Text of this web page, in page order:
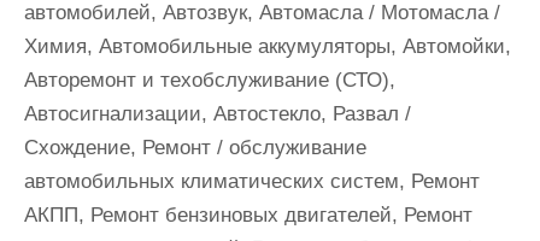
автомобилей, Автозвук, Автомасла / Мотомасла /
Химия, Автомобильные аккумуляторы, Автомойки,
Авторемонт и техобслуживание (СТО),
Автосигнализации, Автостекло, Развал /
Схождение, Ремонт / обслуживание
автомобильных климатических систем, Ремонт
АКПП, Ремонт бензиновых двигателей, Ремонт